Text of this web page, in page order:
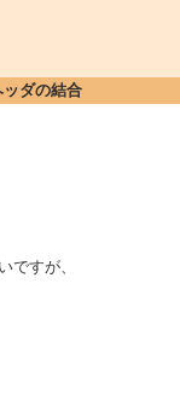
ダの結合
ですが、